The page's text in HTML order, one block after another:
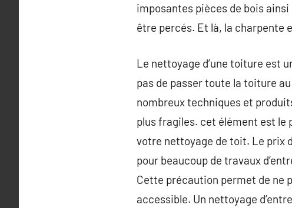
imposantes pièces de bois
être percés. Et là, la charpente
Le nettoyage d’une toiture est
pas de passer toute la toiture
nombreux techniques et
plus fragiles. cet élément est le
votre nettoyage de toit. Le prix
pour beaucoup de travaux
Cette précaution permet de ne
accessible. Un nettoyage